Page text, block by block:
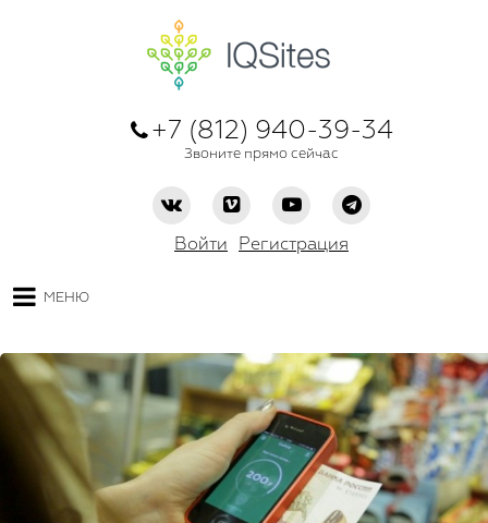
+7 (812) 940-39-34
Звоните прямо сейчас
Войти Регистрация
МЕНЮ